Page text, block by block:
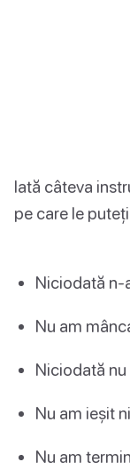
Iată câteva
pe care le
Niciodată n-
Nu am
Niciodată
Nu am ieșit
Nu am